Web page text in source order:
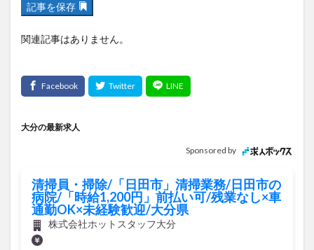
記事を保存
関連記事はありません。
大分の最新求人
Sponsored by
清掃員・掃除/「日田市」清掃業務/日田市の
病院/「時給1,200円」前払い可/残業なし×車
通勤OK×未経験歓迎/大分県
株式会社ホットスタッフ大分